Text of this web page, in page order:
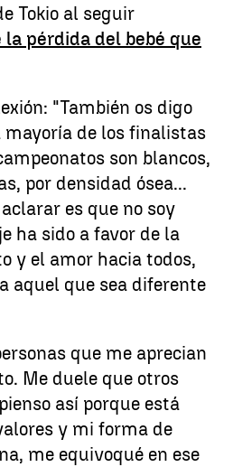
Tokio al seguir
pérdida del bebé que
"También os digo
mayoría de los finalistas
son blancos,
por densidad ósea...
es que no soy
ha sido a favor de la
y el amor hacia todos,
aquel que sea diferente
que me aprecian
Me duele que otros
así porque está
y mi forma de
me equivoqué en ese